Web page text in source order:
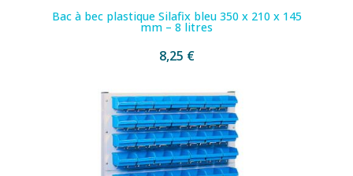
Bac à bec plastique Silafix bleu 350 x 210 x 145
mm – 8 litres
8,25 €